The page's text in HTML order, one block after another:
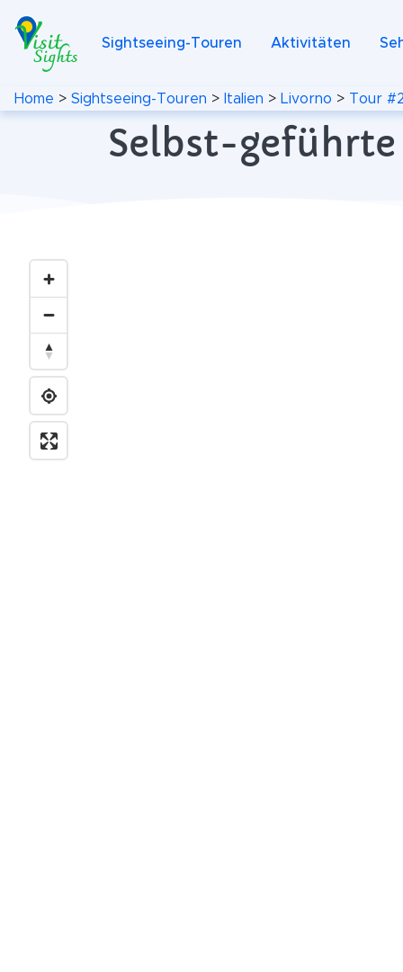
Sightseeing-Touren Aktivitäten
Home > Sightseeing-Touren > Italien > Livorno > Tour #2
Selbst-